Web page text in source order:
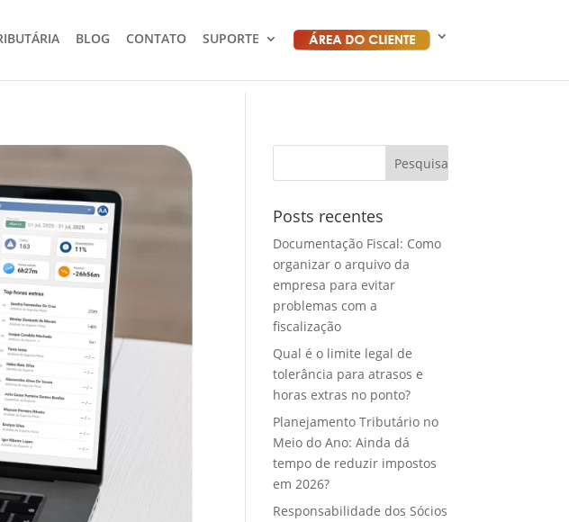
BLOG CONTATO SUPORTE
Posts recentes
Documentação Fiscal: Como
organizar o arquivo da
empresa para evitar
problemas com a
fiscalização
Qual é o limite legal de
tolerância para atrasos e
horas extras no ponto?
Planejamento Tributário no
Meio do Ano: Ainda dá
tempo de reduzir impostos
em 2026?
Responsabilidade dos Sócios